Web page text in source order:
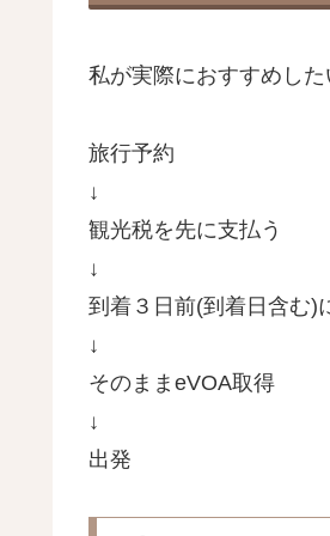
私が実際におすすめした
旅行予約
↓
観光税を先に支払う
↓
到着３日前(到着日含む)
↓
そのままeVOA取得
↓
出発